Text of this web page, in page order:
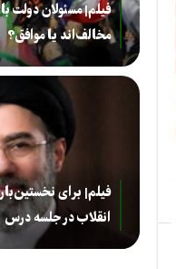
فیلم| مسئولان دولت
مخالف‌اند یا موافق؟
فیلم| برای
انقلاب در جلسه درس